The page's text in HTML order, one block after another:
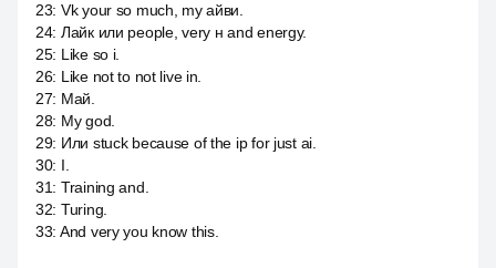
23: Vk your so much, my айви.
24: Лайк или people, very н and energy.
25: Like so i.
26: Like not to not live in.
27: Май.
28: My god.
29: Или stuck because of the ip for just ai.
30: I.
31: Training and.
32: Turing.
33: And very you know this.